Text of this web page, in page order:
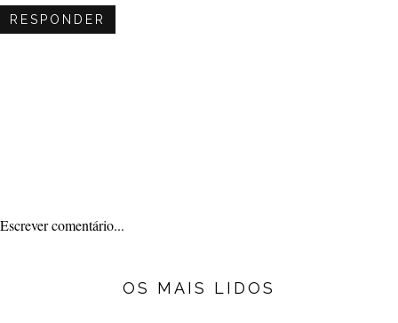
RESPONDER
Escrever comentário...
OS MAIS LIDOS